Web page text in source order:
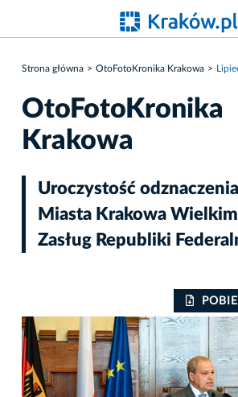
Strona główna OtoFotoKronika Krakowa
OtoFotoKronika
Krakowa
Uroczystość
Miasta Krakowa
Zasług Republiki